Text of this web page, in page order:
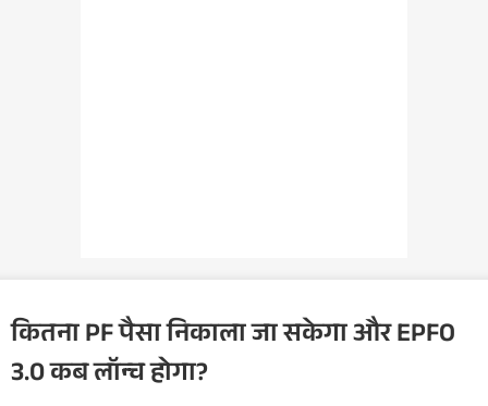
कितना PF पैसा निकाला जा सकेगा और EPFO
3.0 कब लॉन्च होगा?